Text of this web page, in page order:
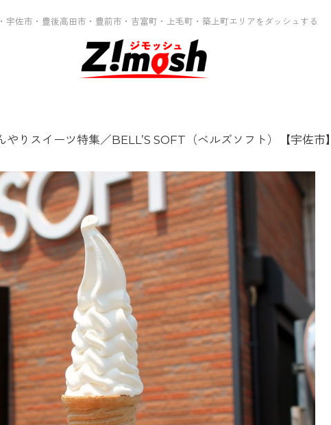
宇佐市・豊後高田市・豊前市・吉富町・上毛町・築上町エリアをダッシュする
りスイーツ特集／BELL’S SOFT（ベルズソフト）【宇佐市】